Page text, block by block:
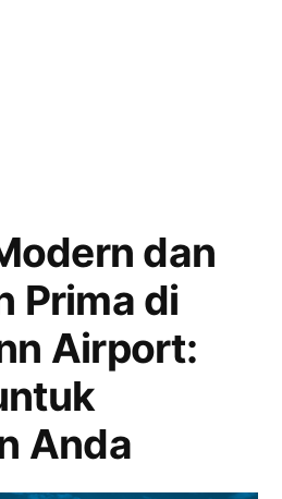
dan
Prima di
Airport:
Anda